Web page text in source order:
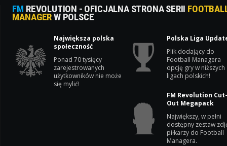
FM REVOLUTION - OFICJALNA STRONA SERII
MANAGERW POLSCE
Największa polska
społeczność
Ponad 70 tysięcy
zarejestrowanych
użytkowników nie może
się mylić!
Polska Liga
Plik dodający do
Football Managera
opcję gry w niższych
ligach polskich!
FM Revolution
Out Megapack
Największy, w pełni
dostępny zestaw
piłkarzy do Football
Managera.